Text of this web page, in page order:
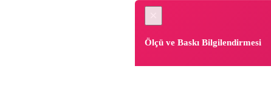
Ölçü ve Baskı Bilgilendirmesi